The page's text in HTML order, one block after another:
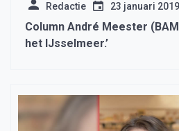
Redactie 23 januari 2019
Column André Meester
het IJsselmeer.’